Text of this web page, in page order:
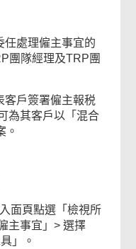
任處理僱主事宜的
團隊經理及TRP團
客戶簽署僱主報税
為其客戶以「混合
。
具
面頁點選「檢視所
主事宜」> 選擇
」。